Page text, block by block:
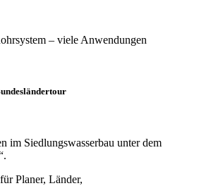
– viele Anwendungen
im Siedlungswasserbau unter dem
Planer, Länder,